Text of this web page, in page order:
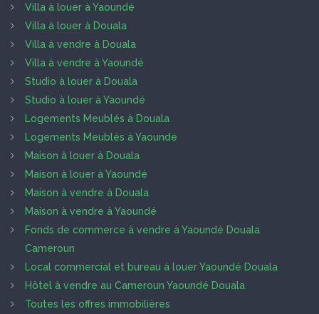
Villa à louer à Yaoundé
Villa à louer à Douala
Villa à vendre à Douala
Villa à vendre à Yaoundé
Studio à louer à Douala
Studio à louer à Yaoundé
Logements Meublés à Douala
Logements Meublés à Yaoundé
Maison à louer à Douala
Maison à louer à Yaoundé
Maison à vendre à Douala
Maison à vendre à Yaoundé
Fonds de commerce à vendre à Yaoundé Douala
Cameroun
Local commercial et bureau à louer Yaoundé Douala
Hôtel à vendre au Cameroun Yaoundé Douala
Toutes les offres immobilières